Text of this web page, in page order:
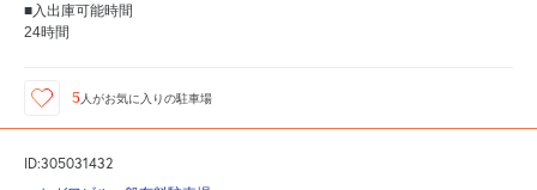
■入出庫可能時間
24時間
5 人がお気に入りの駐車場
ID:305031432